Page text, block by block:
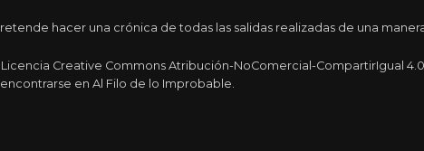
hacer una crónica de todas las salidas realizadas de una
Creative Commons Atribución-NoComercial-CompartirIgual
en Al Filo de lo Improbable.